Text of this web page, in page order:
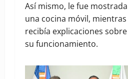
Así mismo, le fue mostrada
una cocina móvil, mientras
recibía explicaciones sobre
su funcionamiento.